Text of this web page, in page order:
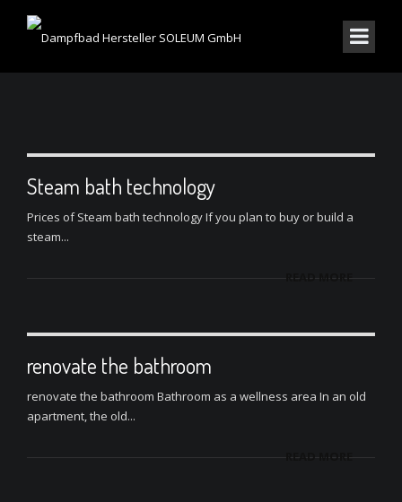
Steam bath technology
Prices of Steam bath technology If you plan to buy or build a
steam...
READ MORE
renovate the bathroom
renovate the bathroom Bathroom as a wellness area In an old
apartment, the old...
READ MORE